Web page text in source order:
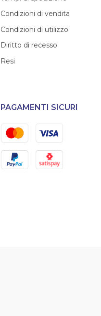
Condizioni di vendita
Condizioni di utilizzo
Diritto di recesso
Resi
PAGAMENTI SICURI
MastercardVisa
PayPal Satispay